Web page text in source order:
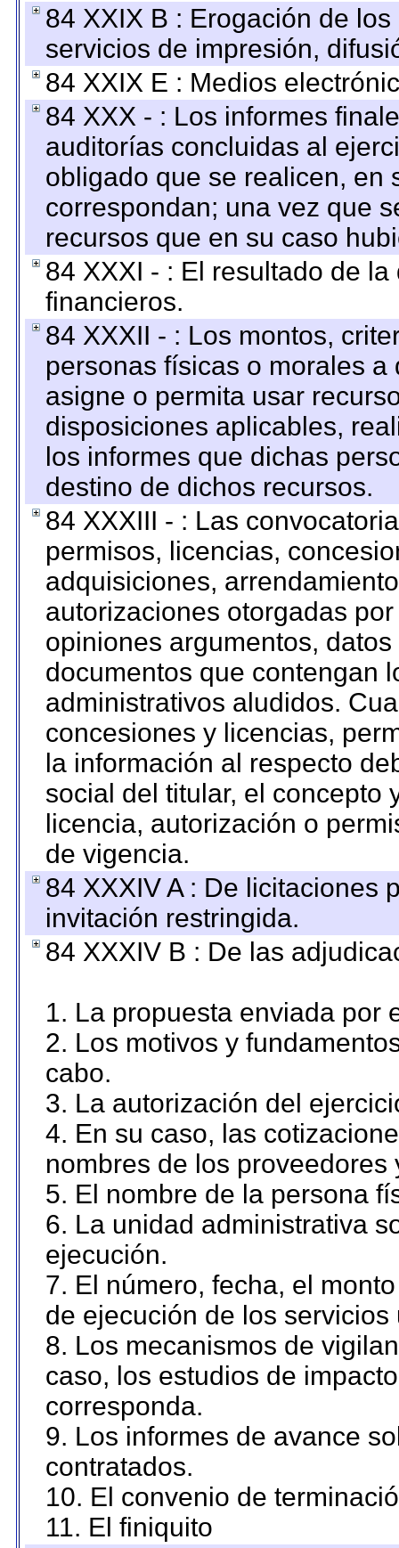
84 XXIX B : Erogación de
servicios de impresión,
84 XXIX E : Medios
84 XXX - : Los informes
auditorías concluidas al
obligado que se realicen, en
correspondan; una vez que
recursos que en su caso
84 XXXI - : El resultado de
financieros.
84 XXXII - : Los montos,
personas físicas o morales
asigne o permita usar
disposiciones aplicables,
los informes que dichas
destino de dichos recursos.
84 XXXIII - : Las
permisos, licencias,
adquisiciones,
autorizaciones otorgadas
opiniones argumentos,
documentos que contengan
administrativos aludidos.
concesiones y licencias,
la información al respecto
social del titular, el concepto
licencia, autorización o
de vigencia.
84 XXXIV A : De licitaciones
invitación restringida.
84 XXXIV B : De las
1. La propuesta enviada por
2. Los motivos y
cabo.
3. La autorización del
4. En su caso, las
nombres de los proveedores
5. El nombre de la persona
6. La unidad administrativa
ejecución.
7. El número, fecha, el
de ejecución de los servicios
8. Los mecanismos de
caso, los estudios de
corresponda.
9. Los informes de avance
contratados.
10. El convenio de
11. El finiquito